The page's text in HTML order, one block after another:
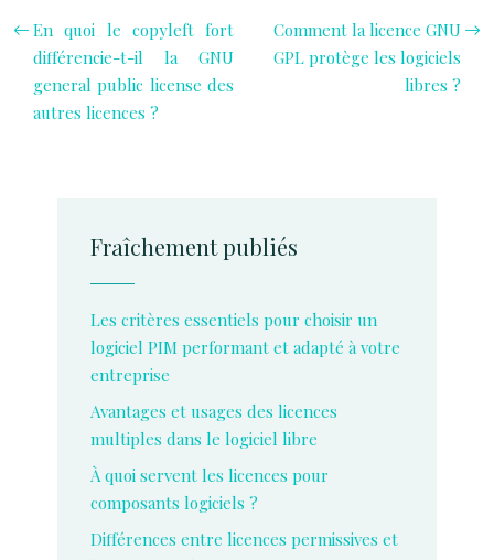
En quoi le copyleft fort
différencie-t-il la GNU
general public license des
autres licences ?
Comment la licence GNU
GPL protège les logiciels
libres ?
Fraîchement publiés
Les critères essentiels pour choisir un
logiciel PIM performant et adapté à votre
entreprise
Avantages et usages des licences
multiples dans le logiciel libre
À quoi servent les licences pour
composants logiciels ?
Différences entre licences permissives et